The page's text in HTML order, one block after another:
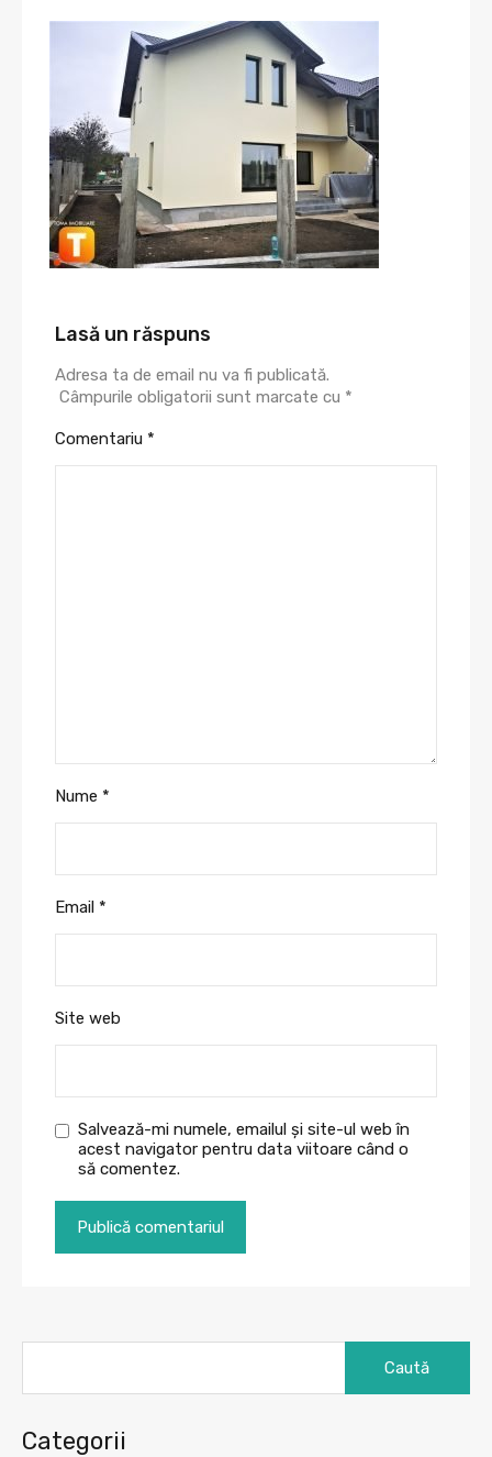
Lasă un răspuns
Adresa ta de email nu va fi publicată.
Câmpurile obligatorii sunt marcate cu *
Comentariu *
Nume *
Email *
Site web
Salvează-mi numele, emailul și site-ul web în
acest navigator pentru data viitoare când o
să comentez.
Categorii